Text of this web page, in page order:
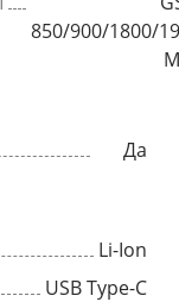
850/900/1800/
Да
Li-Ion
USB Type-C